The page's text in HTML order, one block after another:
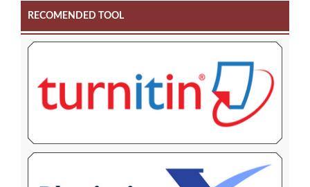
RECOMENDED TOOL